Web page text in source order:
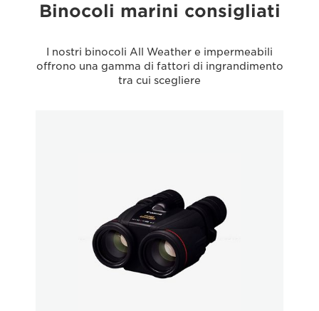
Binocoli marini consigliati
I nostri binocoli All Weather e impermeabili
offrono una gamma di fattori di ingrandimento
tra cui scegliere